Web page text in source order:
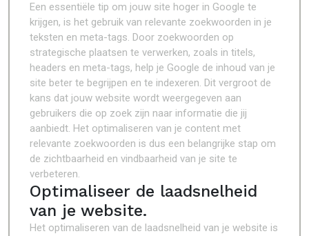
Een essentiële tip om jouw site hoger in Google te
krijgen, is het gebruik van relevante zoekwoorden in je
teksten en meta-tags. Door zoekwoorden op
strategische plaatsen te verwerken, zoals in titels,
headers en meta-tags, help je Google de inhoud van je
site beter te begrijpen en te indexeren. Dit vergroot de
kans dat jouw website wordt weergegeven aan
gebruikers die op zoek zijn naar informatie die jij
aanbiedt. Het optimaliseren van je content met
relevante zoekwoorden is dus een belangrijke stap om
de zichtbaarheid en vindbaarheid van je site te
verbeteren.
Optimaliseer de laadsnelheid
van je website.
Het optimaliseren van de laadsnelheid van je website is